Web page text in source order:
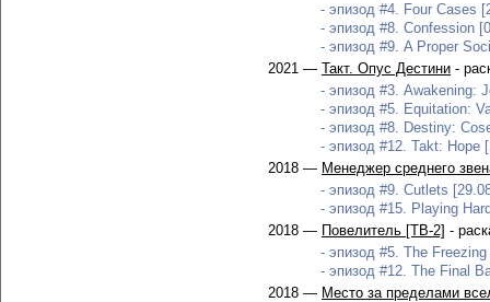
- эпизод #4. Four Cases
- эпизод #8. Confession
- эпизод #9. A Proper
2021 — Такт. Опус Дестини -
- эпизод #3. Awakening:
- эпизод #5. Equitation:
- эпизод #8. Destiny:
- эпизод #12. Takt: Hope
2018 — Менеджер среднего
- эпизод #9. Cutlets
- эпизод #15. Playing
2018 — Повелитель [ТВ-2] -
- эпизод #5. The
- эпизод #12. The Final
2018 — Место за пределами